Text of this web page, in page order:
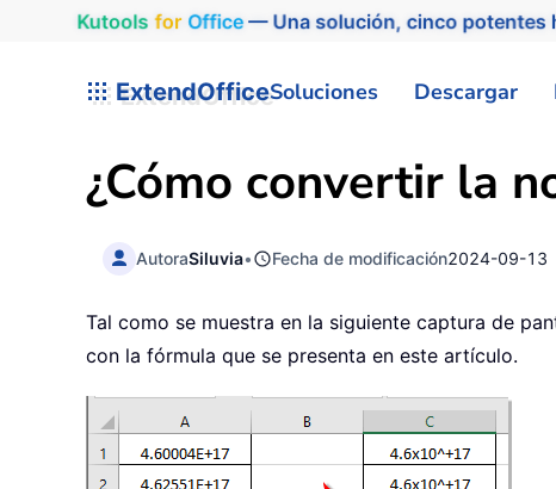
Kutools for Office— Una solución, cinco potentes
ExtendOfficeSoluciones Descargar
¿Cómo convertir la
AutoraSiluvia• Fecha de modificación2024-09-13
Tal como se muestra en la siguiente captura de
con la fórmula que se presenta en este artículo.